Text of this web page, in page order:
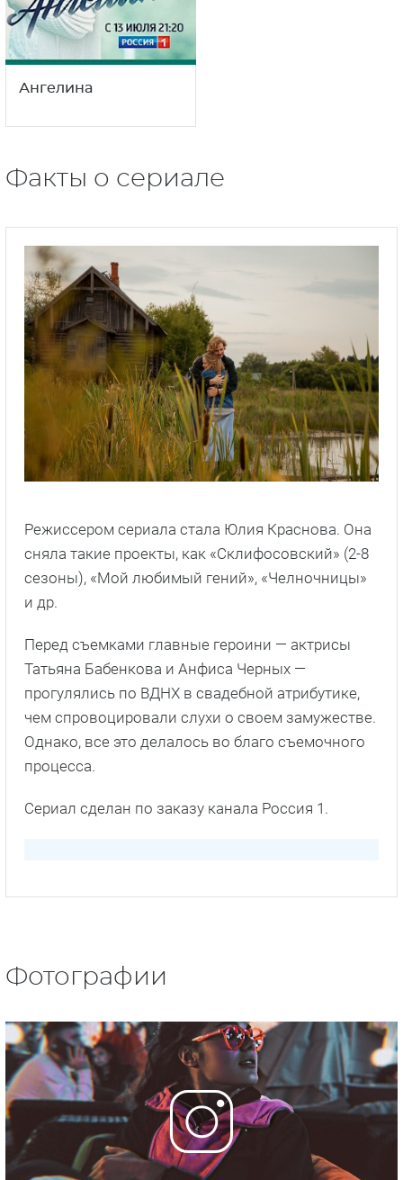
Ангелина
Факты о сериале
Режиссером сериала стала Юлия Краснова. Она
сняла такие проекты, как «Склифосовский» (2-8
сезоны), «Мой любимый гений», «Челночницы»
и др.
Перед съемками главные героини — актрисы
Татьяна Бабенкова и Анфиса Черных —
прогулялись по ВДНХ в свадебной атрибутике,
чем спровоцировали слухи о своем замужестве.
Однако, все это делалось во благо съемочного
процесса.
Сериал сделан по заказу канала Россия 1.
Фотографии